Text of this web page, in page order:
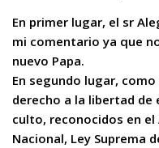
En primer lugar, el sr
mi comentario ya que
nuevo Papa.
En segundo lugar,
derecho a la libertad de
culto, reconocidos en
Nacional, Ley Suprema